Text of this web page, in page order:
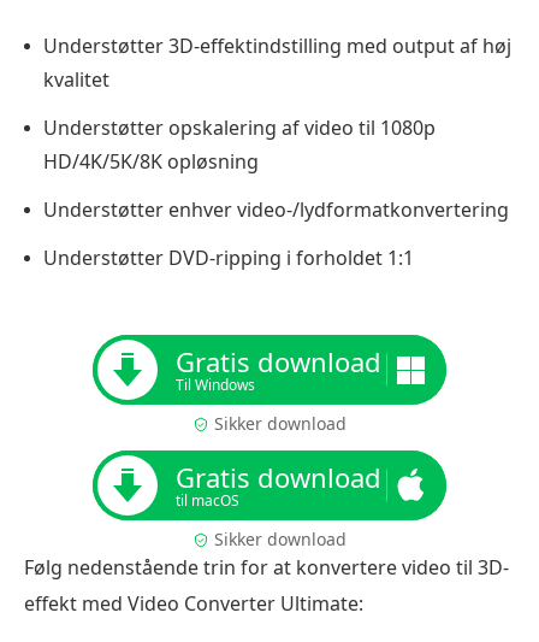
Understøtter 3D-effektindstilling med output af høj
kvalitet
Understøtter opskalering af video til 1080p
HD/4K/5K/8K opløsning
Understøtter enhver video-/lydformatkonvertering
Understøtter DVD-ripping i forholdet 1:1
Gratis download
Til Windows
Sikker download
Gratis download
til macOS
Sikker download
Følg nedenstående trin for at konvertere video til 3D-
effekt med Video Converter Ultimate: